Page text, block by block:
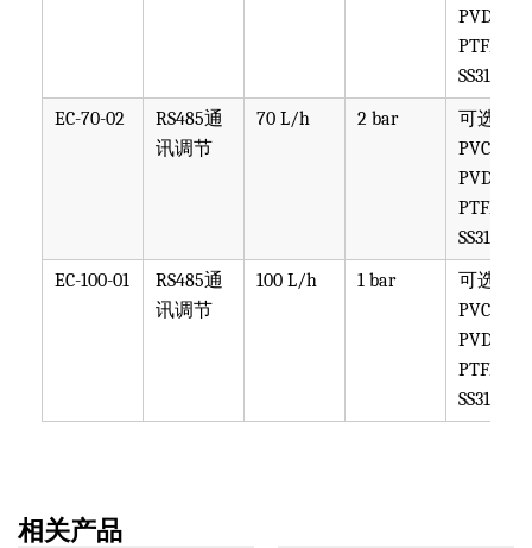
PVDF,
PTFE,
SS316
EC-70-02
RS485通
讯调节
70 L/h 2 bar
可选
PVC,
PVDF,
PTFE,
SS316
EC-100-01
RS485通
讯调节
100 L/h 1 bar
可选
PVC,
PVDF,
PTFE,
SS316
相关产品